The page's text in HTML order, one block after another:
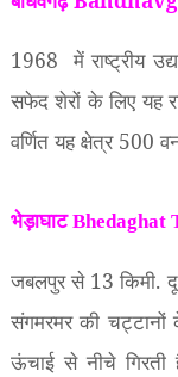
1968 में राष्ट्रीय
सफेद शेरों के लिए यह
वर्णित यह क्षेत्र 500
भेड़ाघाट Bhedaghat
जबलपुर से 13 किमी.
संगमरमर की चट्टानों
ऊंचाई से नीचे